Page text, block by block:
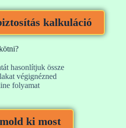
kalkuláció
hasonlítjuk össze
végignézned
folyamat
ki most